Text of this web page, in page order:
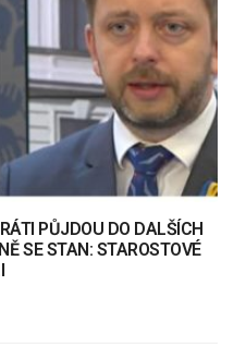
PŮJDOU DO DALŠÍCH
SE STAN: STAROSTOVÉ